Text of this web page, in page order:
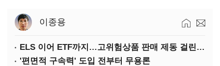
이종용
ELS 이어 ETF까지…고위험상품 판매 제동 걸린 은행
'편면적 구속력' 도입 전부터 무용론